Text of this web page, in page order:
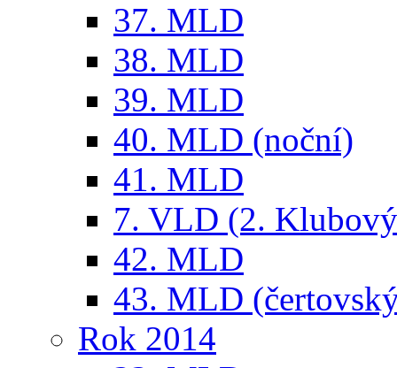
37. MLD
38. MLD
39. MLD
40. MLD (noční)
41. MLD
7. VLD (2.
42. MLD
43. MLD
Rok 2014